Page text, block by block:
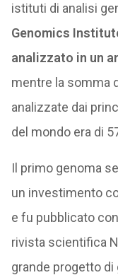
istituti di analisi
Genomics
analizzato in un
mentre la somma
analizzate dai
del mondo era di
Il primo genoma
un investimento
e fu pubblicato
rivista scientifica
grande progetto